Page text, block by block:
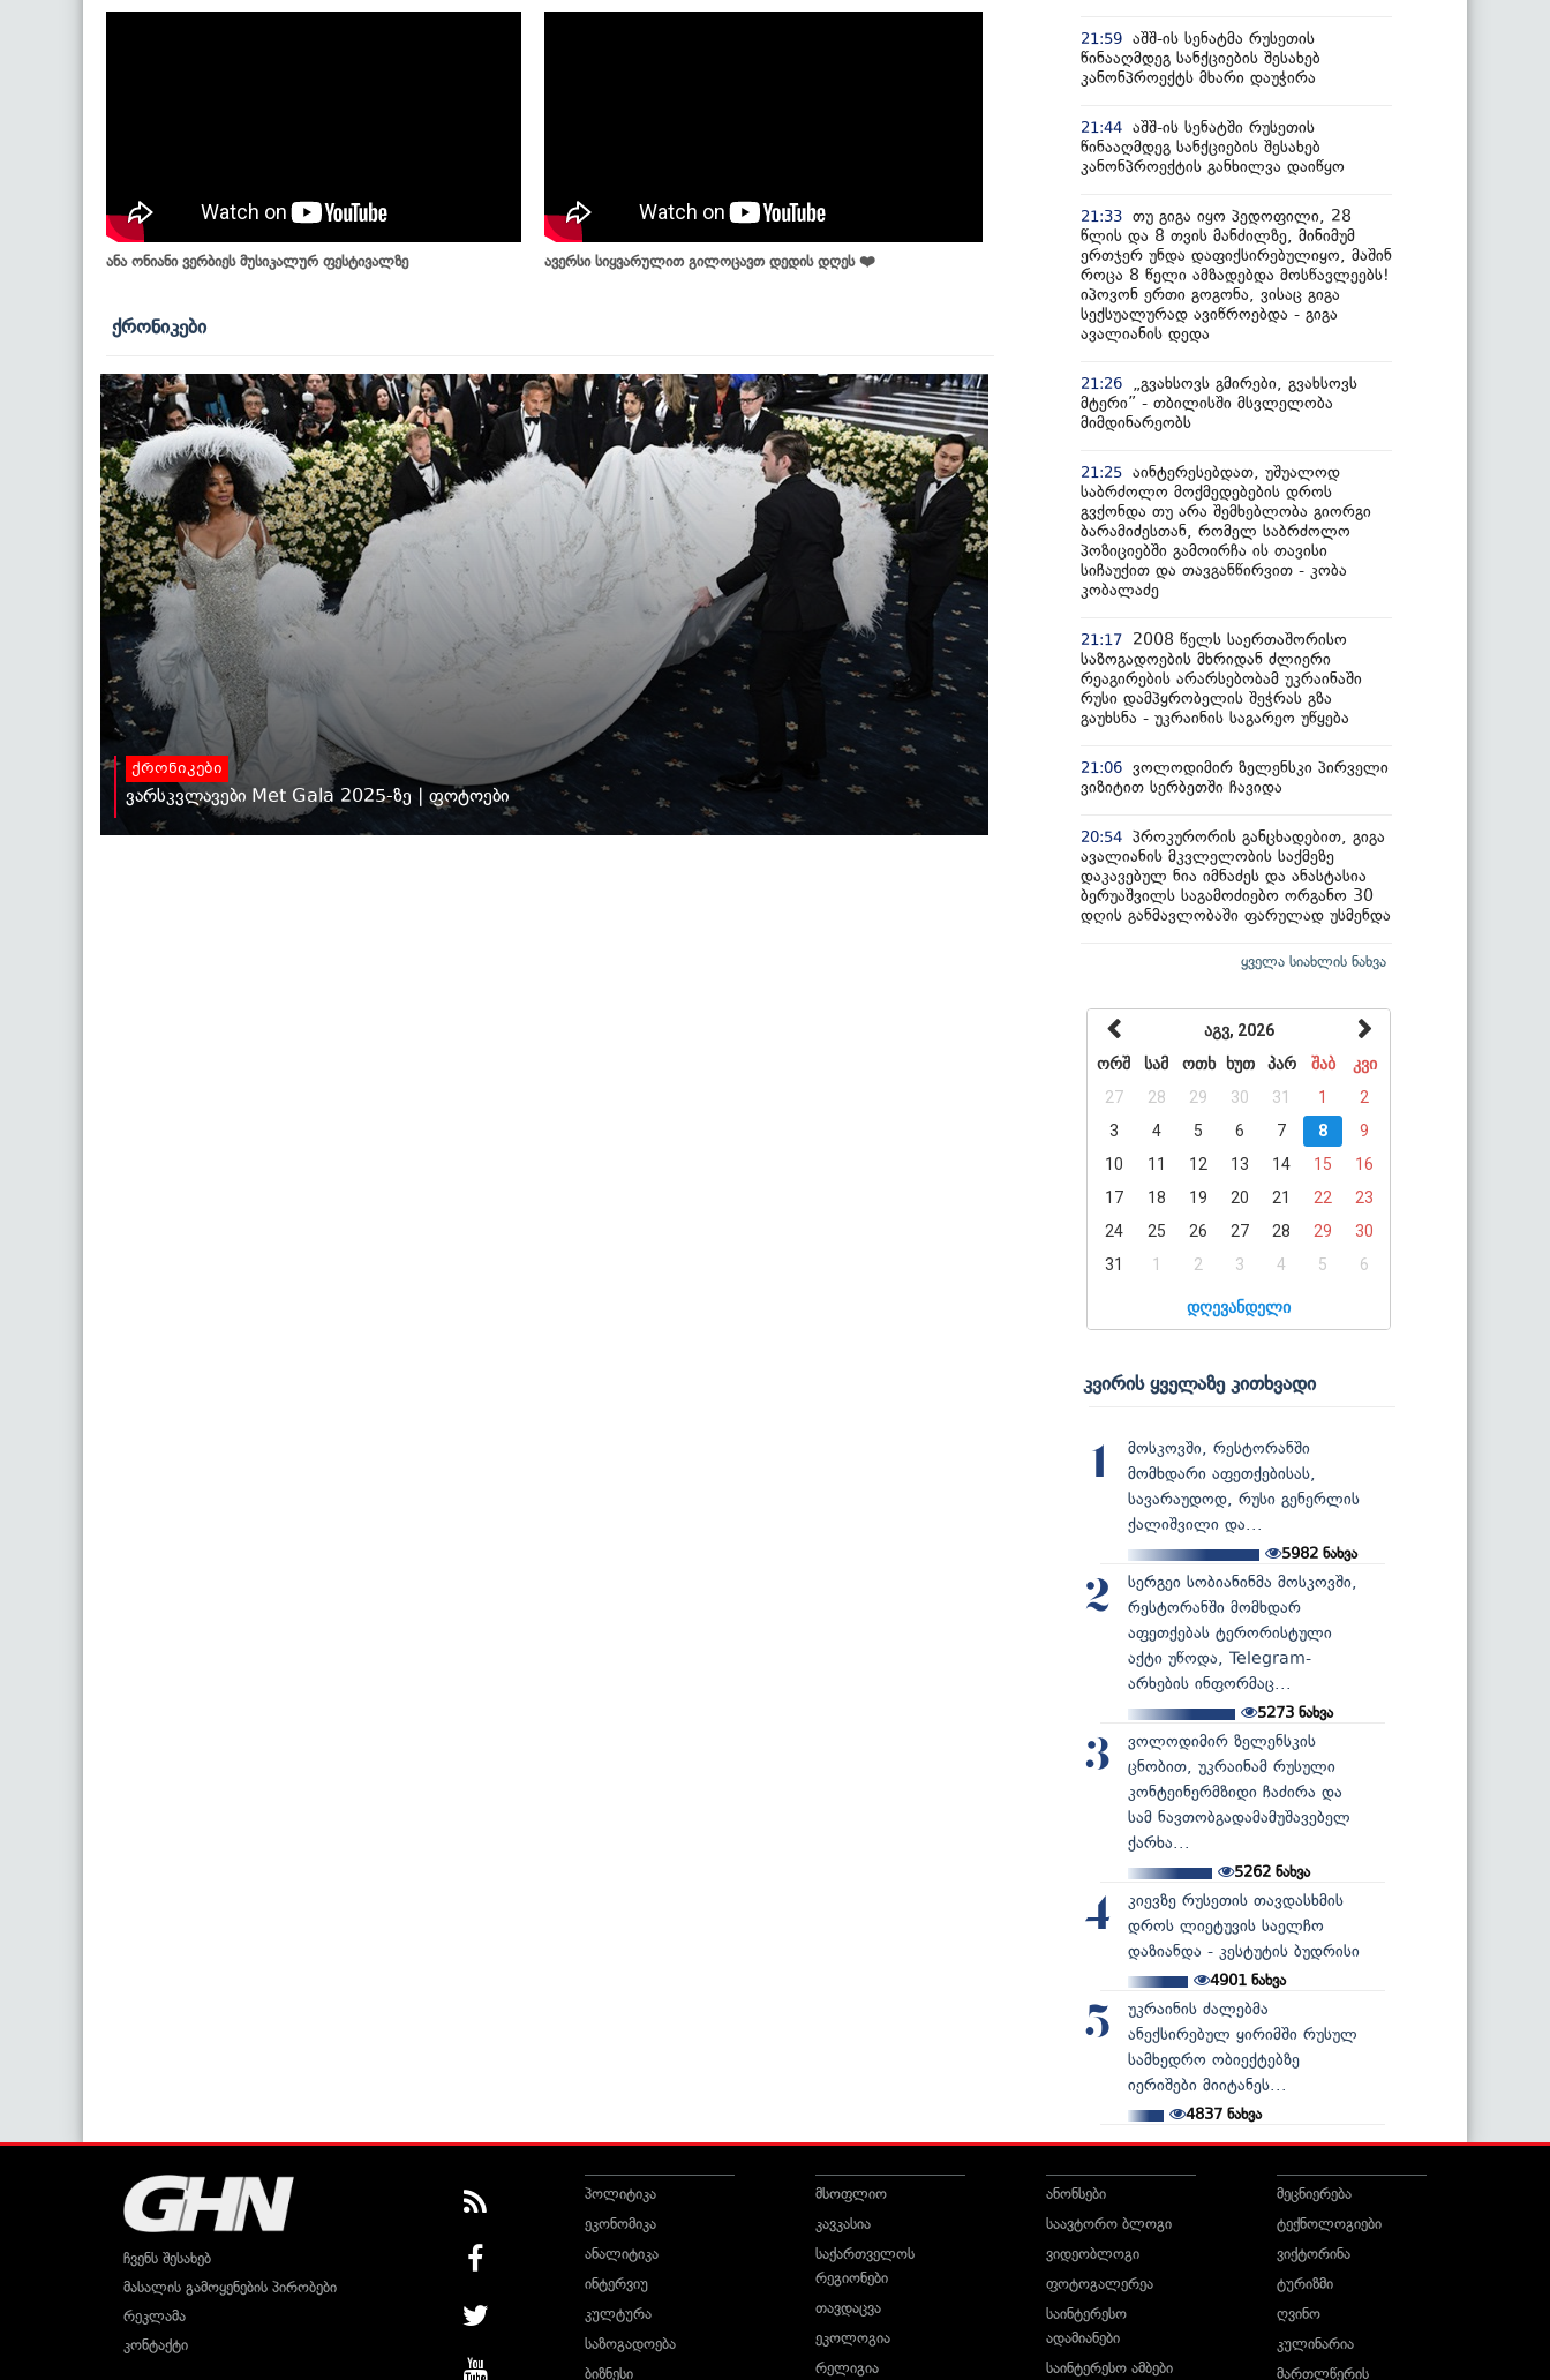
ანა ონიანი ვერბიეს მუსიკალურ ფესტივალზე ავერსი სიყვარულით გილოცავთ დედის დღეს ❤️
ქრონიკები
ქრონიკები
ვარსკვლავები Met Gala 2025-ზე | ფოტოები
21:59 აშშ-ის სენატმა რუსეთის
წინააღმდეგ სანქციების შესახებ
კანონპროექტს მხარი დაუჭირა
21:44 აშშ-ის სენატში რუსეთის
წინააღმდეგ სანქციების შესახებ
კანონპროექტის განხილვა დაიწყო
21:33 თუ გიგა იყო პედოფილი, 28
წლის და 8 თვის მანძილზე, მინიმუმ
ერთჯერ უნდა დაფიქსირებულიყო, მაშინ
როცა 8 წელი ამზადებდა მოსწავლეებს!
იპოვონ ერთი გოგონა, ვისაც გიგა
სექსუალურად ავიწროებდა - გიგა
ავალიანის დედა
21:26
„გვახსოვს გმირები, გვახსოვს
მტერი” - თბილისში მსვლელობა
მიმდინარეობს
21:25 აინტერესებდათ, უშუალოდ
საბრძოლო მოქმედებების დროს
გვქონდა თუ არა შემხებლობა გიორგი
ბარამიძესთან, რომელ საბრძოლო
პოზიციებში გამოირჩა ის თავისი
სიჩაუქით და თავგანწირვით - კობა
კობალაძე
21:17
2008 წელს საერთაშორისო
საზოგადოების მხრიდან ძლიერი
რეაგირების არარსებობამ უკრაინაში
რუსი დამპყრობელის შეჭრას გზა
გაუხსნა - უკრაინის საგარეო უწყება
21:06 ვოლოდიმირ ზელენსკი პირველი
ვიზიტით სერბეთში ჩავიდა
20:54 პროკურორის განცხადებით, გიგა
ავალიანის მკვლელობის საქმეზე
დაკავებულ ნია იმნაძეს და ანასტასია
ბერუაშვილს საგამოძიებო ორგანო 30
დღის განმავლობაში ფარულად უსმენდა
ყველა სიახლის ნახვა
აგვ, 2026
ორშ
სამ ოთხ ხუთ პარ შაბ
კვი
27
28 29 30 31 1
2
3
4 5 6 7 8
9
10
11 12 13 14 15
16
17
18 19 20 21 22
23
24
25 26 27 28 29
30
31
1 2 3 4 5 6
დღევანდელი
კვირის ყველაზე კითხვადი
1
მოსკოვში, რესტორანში
მომხდარი აფეთქებისას,
სავარაუდოდ, რუსი გენერლის
ქალიშვილი და...
5982 ნახვა
2
სერგეი სობიანინმა მოსკოვში,
რესტორანში მომხდარ
აფეთქებას ტერორისტული
აქტი უწოდა, Telegram-
არხების ინფორმაც...
5273 ნახვა
3
ვოლოდიმირ ზელენსკის
ცნობით, უკრაინამ რუსული
კონტეინერმზიდი ჩაძირა და
სამ ნავთობგადამამუშავებელ
ქარხა...
5262ნახვა
4
კიევზე რუსეთის თავდასხმის
დროს ლიეტუვის საელჩო
დაზიანდა - კესტუტის ბუდრისი
4901ნახვა
5
უკრაინის ძალებმა
ანექსირებულ ყირიმში რუსულ
სამხედრო ობიექტებზე
იერიშები მიიტანეს...
4837 ნახვა
ჩვენს შესახებ
მასალის გამოყენების პირობები
რეკლამა
კონტაქტი
პოლიტიკა
ეკონომიკა
ანალიტიკა
ინტერვიუ
კულტურა
საზოგადოება
ბიზნესი
მსოფლიო
კავკასია
საქართველოს
რეგიონები
თავდაცვა
ეკოლოგია
რელიგია
ანონსები
საავტორო ბლოგი
ვიდეობლოგი
ფოტოგალერეა
საინტერესო
ადამიანები
საინტერესო ამბები
მეცნიერება
ტექნოლოგიები
ვიქტორინა
ტურიზმი
ღვინო
კულინარია
მართლწერის